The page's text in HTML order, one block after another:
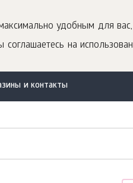
удобным для
на
и контакты